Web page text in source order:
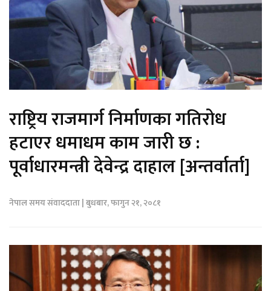
राष्ट्रिय राजमार्ग निर्माणका गतिरोध
हटाएर धमाधम काम जारी छ :
पूर्वाधारमन्त्री देवेन्द्र दाहाल [अन्तर्वार्ता]
नेपाल समय संवाददाता | बुधबार, फागुन २१, २०८१